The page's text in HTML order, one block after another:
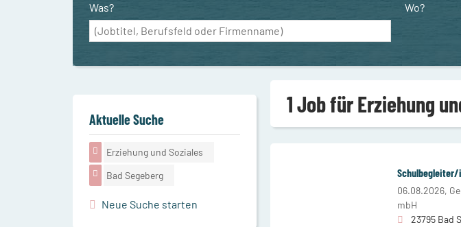
Was? Wo?
1 Job für Erziehung
06.08.2026,
mbH
23795 Bad
Aktuelle Suche
Erziehung und Soziales
Bad Segeberg
Neue Suche starten